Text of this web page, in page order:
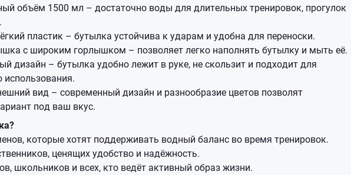
объём 1500 мл – достаточно воды для длительных тренировок, прогулок
пластик – бутылка устойчива к ударам и удобна для переноски.
с широким горлышком – позволяет легко наполнять бутылку и мыть её.
дизайн – бутылка удобно лежит в руке, не скользит и подходит для
использования.
вид – современный дизайн и разнообразие цветов позволят
под ваш вкус.
которые хотят поддерживать водный баланс во время тренировок.
ценящих удобство и надёжность.
школьников и всех, кто ведёт активный образ жизни.